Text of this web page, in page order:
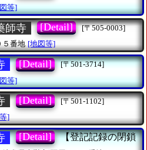
等]
師寺 [Detail]
[〒505-0003]
５番地 [地図等]
[Detail]
[〒501-3714]
等]
[Detail]
[〒501-1102]
]
[Detail]
【登記記録の閉鎖